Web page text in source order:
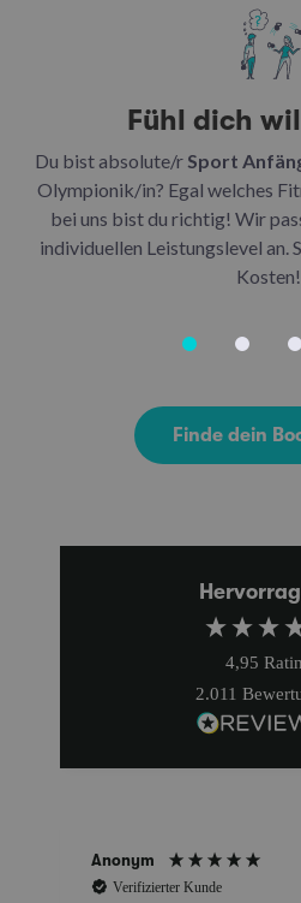
Fühl dich
Du bist absolute/r Sport
Olympionik/in? Egal welches
bei uns bist du richtig! Wir
individuellen Leistungslevel an.
Kosten!
Finde dein
4,95
2.011
Anonym
Verifizierter Kunde